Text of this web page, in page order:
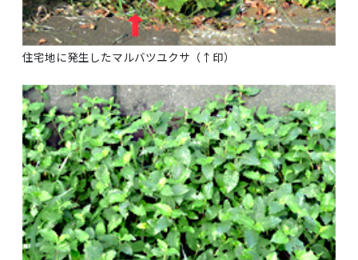
住宅地に発生したマルバツユクサ（↑印）